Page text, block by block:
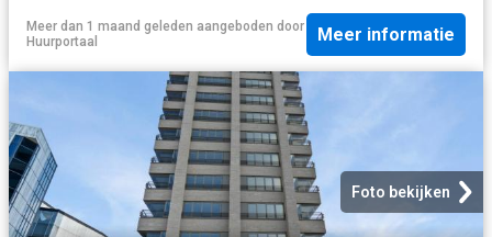
Meer dan 1 maand geleden aangeboden door
Huurportaal
Meer informatie
Foto bekijken